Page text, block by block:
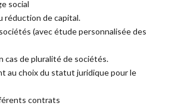
social
réduction de capital.
(avec étude personnalisée des
cas de pluralité de sociétés.
au choix du statut juridique pour le
contrats